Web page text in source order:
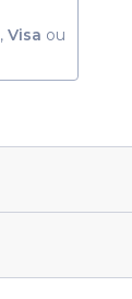
, Visa ou